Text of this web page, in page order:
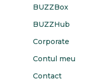
BUZZBox
BUZZHub
Corporate
Contul meu
Contact